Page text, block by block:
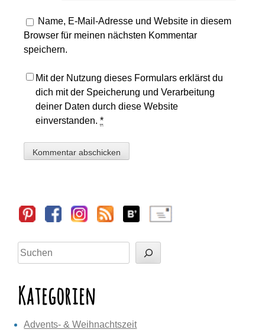
Name, E-Mail-Adresse und Website in diesem
Browser für meinen nächsten Kommentar
speichern.
Mit der Nutzung dieses Formulars erklärst du
dich mit der Speicherung und Verarbeitung
deiner Daten durch diese Website
einverstanden.*
Sidebar
Suchen
Kategorien
Advents- & Weihnachtszeit